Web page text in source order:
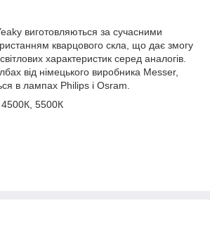
виготовляються за сучасними
кварцового скла, що дає змогу
характеристик серед аналогів.
від німецького виробника Messer,
в лампах Philips і Osram.
5500К